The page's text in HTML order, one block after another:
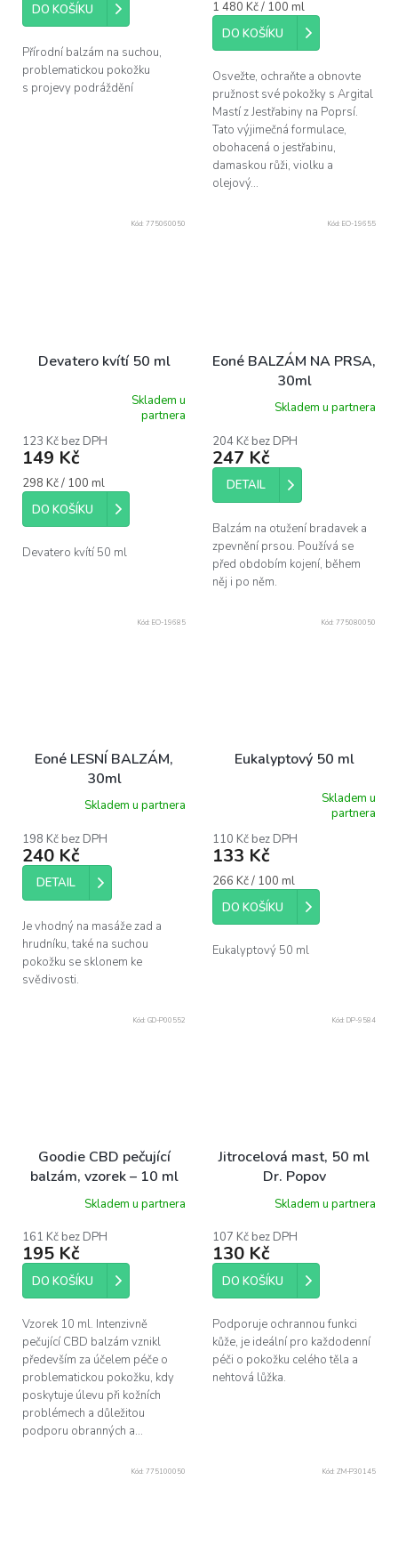
5
DO KOŠÍKU
Přírodní balzám na suchou,
problematickou pokožku
s projevy podráždění
Měrná
cena:
1 480 Kč / 100 ml
DO KOŠÍKU
Osvežte, ochraňte a obnovte
pružnost své pokožky s Argital
Mastí z Jestřabiny na Poprsí.
Tato výjimečná formulace,
obohacená o jestřabinu,
damaskou růži, violku a
olejový...
Devatero kvítí 50 ml
produktu
je
z
hvězdiček.
Skladem u
partnera
123 Kč bez DPH
149 Kč
Měrná
cena:
298 Kč / 100 ml
DO KOŠÍKU
Devatero kvítí 50 ml
Kód: 775060050
Eoné BALZÁM NA PRSA,
30ml
Skladem u partnera
204 Kč bez DPH
247 Kč
DETAIL
Balzám na otužení bradavek a
zpevnění prsou. Používá se
před obdobím kojení, během
něj i po něm.
Kód: EO-19655
Eoné LESNÍ BALZÁM,
30ml
Skladem u partnera
198 Kč bez DPH
240 Kč
DETAIL
Je vhodný na masáže zad a
hrudníku, také na suchou
pokožku se sklonem ke
svědivosti.
Kód: EO-19685
Eukalyptový 50 ml
produktu
je
z
hvězdiček.
Skladem u
partnera
110 Kč bez DPH
133 Kč
Měrná
cena:
266 Kč / 100 ml
DO KOŠÍKU
Eukalyptový 50 ml
Kód: 775080050
Goodie CBD pečující
balzám, vzorek – 10 ml
Skladem u partnera
161 Kč bez DPH
195 Kč
DO KOŠÍKU
Vzorek 10 ml. Intenzivně
pečující CBD balzám vznikl
především za účelem péče o
problematickou pokožku, kdy
poskytuje úlevu při kožních
problémech a důležitou
podporu obranných a...
Kód: GD-P00552
Jitrocelová mast, 50 ml
Dr. Popov
Skladem u partnera
107 Kč bez DPH
130 Kč
DO KOŠÍKU
Podporuje ochrannou funkci
kůže, je ideální pro každodenní
péči o pokožku celého těla a
nehtová lůžka.
Kód: DP-9584
Kód: 775100050 Kód: ZM-P30145